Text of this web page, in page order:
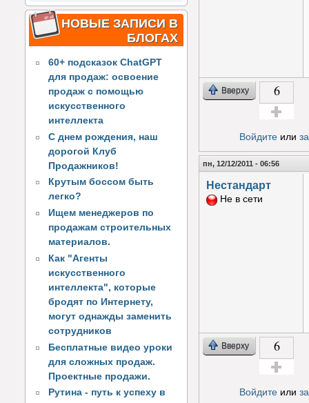
НОВЫЕ ЗАПИСИ В
БЛОГАХ
60+ подсказок ChatGPT
для продаж: освоение
продаж с помощью
искусственного
интеллекта
С днем рождения, наш
дорогой Клуб
Продажников!
Крутым боссом быть
легко?
Ищем менеджеров по
продажам строительных
материалов.
Как "Агенты
искусственного
интеллекта", которые
бродят по Интернету,
могут однажды заменить
сотрудников
Бесплатные видео уроки
для сложных продаж.
Проектные продажи.
Рутина - путь к успеху в
Вверху 6
Войдитеили
пн, 12/12/2011 - 06:56
Нестандарт
Не в сети
Вверху 6
Войдитеили